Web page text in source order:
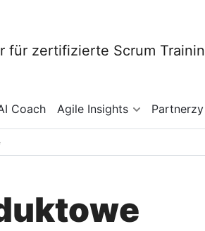
Coach Agile Insights Partnerzy